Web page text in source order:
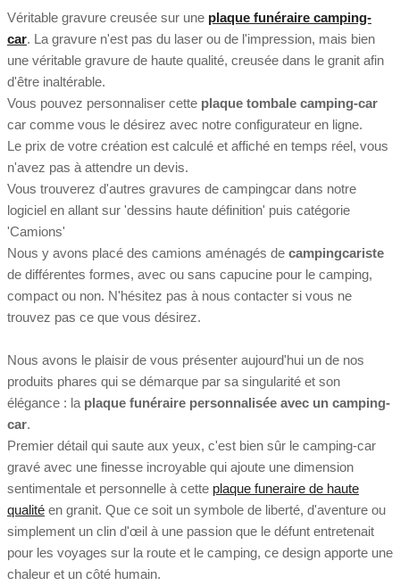
Véritable gravure creusée sur une plaque funéraire camping-
car. La gravure n'est pas du laser ou de l'impression, mais bien
une véritable gravure de haute qualité, creusée dans le granit afin
d'être inaltérable.
Vous pouvez personnaliser cette plaque tombale camping-car
car comme vous le désirez avec notre configurateur en ligne.
Le prix de votre création est calculé et affiché en temps réel, vous
n'avez pas à attendre un devis.
Vous trouverez d'autres gravures de campingcar dans notre
logiciel en allant sur 'dessins haute définition' puis catégorie
'Camions'
Nous y avons placé des camions aménagés de campingcariste
de différentes formes, avec ou sans capucine pour le camping,
compact ou non. N'hésitez pas à nous contacter si vous ne
trouvez pas ce que vous désirez.
Nous avons le plaisir de vous présenter aujourd'hui un de nos
produits phares qui se démarque par sa singularité et son
élégance : la plaque funéraire personnalisée avec un camping-
car.
Premier détail qui saute aux yeux, c'est bien sûr le camping-car
gravé avec une finesse incroyable qui ajoute une dimension
sentimentale et personnelle à cette plaque funeraire de haute
qualité en granit. Que ce soit un symbole de liberté, d'aventure ou
simplement un clin d'œil à une passion que le défunt entretenait
pour les voyages sur la route et le camping, ce design apporte une
chaleur et un côté humain.